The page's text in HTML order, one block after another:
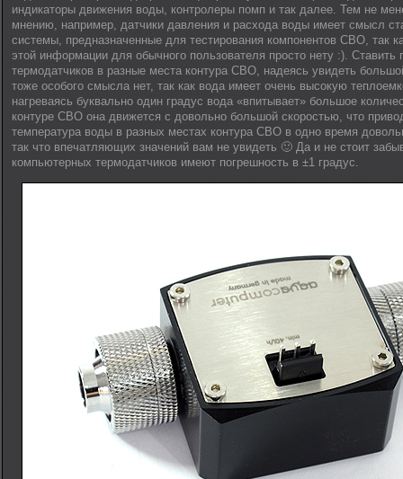
индикаторы движения воды, контролеры помп и так далее. Тем не
мнению, например, датчики давления и расхода воды имеет смысл
системы, предназначенные для тестирования компонентов СВО, так
этой информации для обычного пользователя просто нету :). Ставить
термодатчиков в разные места контура СВО, надеясь увидеть
тоже особого смысла нет, так как вода имеет очень высокую
нагреваясь буквально один градус вода «впитывает» большое
контуре СВО она движется с довольно большой скоростью, что
температура воды в разных местах контура СВО в одно время
так что впечатляющих значений вам не увидеть 🙂 Да и не стоит
компьютерных термодатчиков имеют погрешность в ±1 градус.